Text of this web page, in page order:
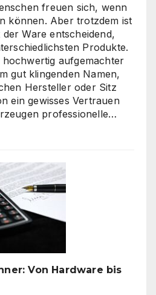
freuen sich, wenn
können. Aber trotzdem ist
Ware entscheidend,
Produkte.
aufgemachter
gut klingenden Namen,
Hersteller oder Sitz
ein gewisses Vertrauen
professionelle…
„billig“
Von Hardware bis